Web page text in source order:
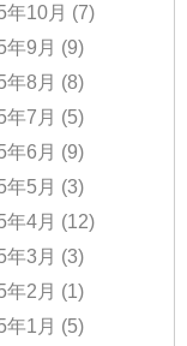
年10月 (7)
年9月 (9)
年8月 (8)
年7月 (5)
年6月 (9)
年5月 (3)
年4月 (12)
年3月 (3)
年2月 (1)
年1月 (5)